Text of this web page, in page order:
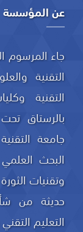
عن المؤسسة
التقنية
التقنية
بالرستاق
جامعة
البحث
وتقنيات
حديثة من
التعليم